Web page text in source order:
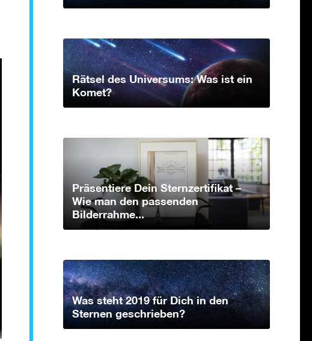
Rätsel des Universums: Was ist ein
Komet?
Präsentiere Dein Sternzertifikat –
Wie man den passenden
Bilderrahme...
Was steht 2019 für Dich in den
Sternen geschrieben?